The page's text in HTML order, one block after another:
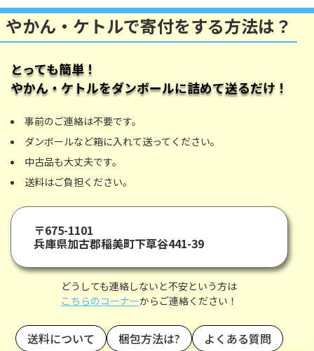
やかん・ケトルで寄付をする方法は？
とっても簡単！
やかん・ケトルをダンボールに詰めて送るだけ！
事前のご連絡は不要です。
ダンボールなど箱に入れて送ってください。
中古品も大丈夫です。
送料はご負担ください。
〒675-1101
兵庫県加古郡稲美町下草谷441-39
どうしても連絡しないと不安という方は
こちらのコーナーからご連絡ください！
送料について 梱包方法は? よくある質問